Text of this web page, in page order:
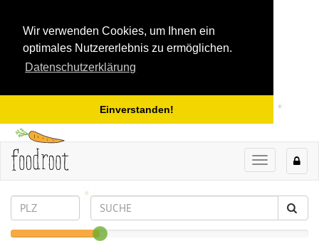
Wir verwenden Cookies, um Ihnen ein
optimales Nutzererlebnis zu ermöglichen.
Datenschutzerklärung
Einverstanden!
TOGGLE